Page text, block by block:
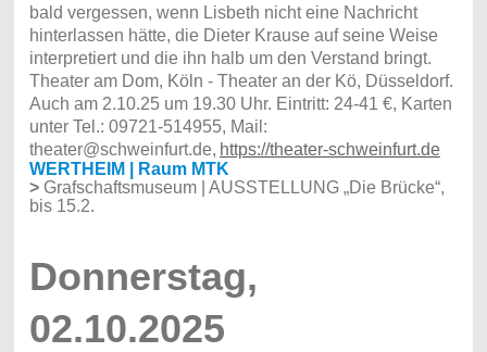
bald vergessen, wenn Lisbeth nicht eine Nachricht
hinterlassen hätte, die Dieter Krause auf seine Weise
interpretiert und die ihn halb um den Verstand bringt.
Theater am Dom, Köln - Theater an der Kö, Düsseldorf.
Auch am 2.10.25 um 19.30 Uhr. Eintritt: 24-41 €, Karten
unter Tel.: 09721-514955, Mail:
theater@schweinfurt.de, https://theater-schweinfurt.de
WERTHEIM | Raum MTK
>Grafschaftsmuseum | AUSSTELLUNG „Die Brücke“,
bis 15.2.
Donnerstag,
02.10.2025